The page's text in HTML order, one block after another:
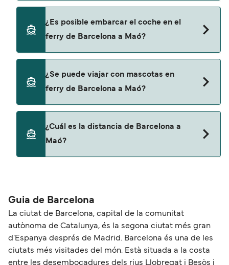
página de ofertas para descrubrir las últimas
navieras.
Barcelona a Maó con:
¿Es posible embarcar el coche en el
ferry de Barcelona a Maó?
Maó con
¿Se puede viajar con mascotas en
ferry de Barcelona a Maó?
¿Cuál es la distancia de Barcelona a
Maó?
Guia de Barcelona
La ciutat de Barcelona, capital de la comunitat
autònoma de Catalunya, és la segona ciutat més gran
d'Espanya després de Madrid. Barcelona és una de les
ciutats més visitades del món. Està situada a la costa
entre les desembocadures dels rius Llobregat i Besòs i